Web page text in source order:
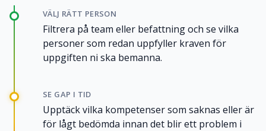
VÄLJ RÄTT PERSON
Filtrera på team eller befattning och se vilka
personer som redan uppfyller kraven för
uppgiften ni ska bemanna.
SE GAP I TID
Upptäck vilka kompetenser som saknas eller är
för lågt bedömda innan det blir ett problem i